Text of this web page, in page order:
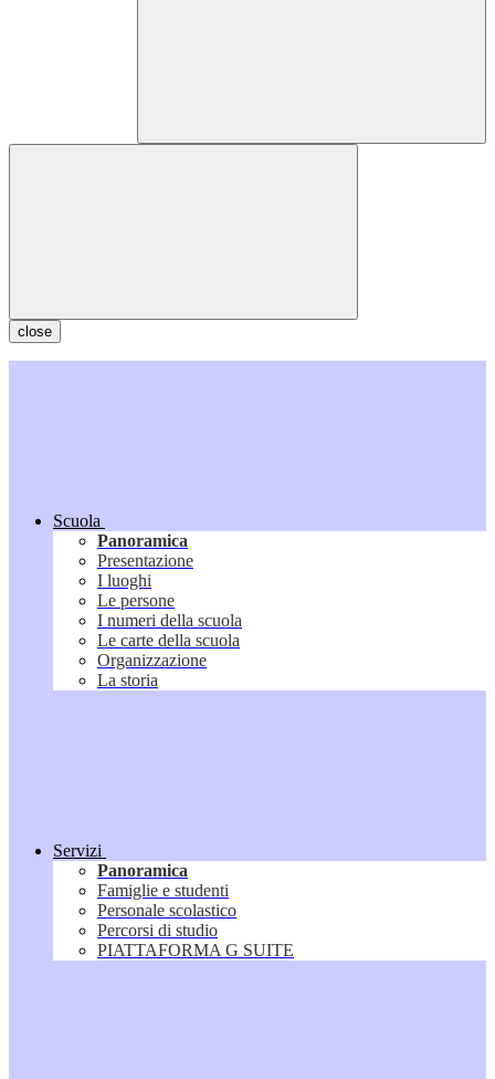
close
Scuola
Panoramica
Presentazione
I luoghi
Le persone
I numeri della scuola
Le carte della scuola
Organizzazione
La storia
Servizi
Panoramica
Famiglie e studenti
Personale scolastico
Percorsi di studio
PIATTAFORMA G SUITE